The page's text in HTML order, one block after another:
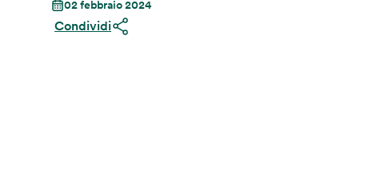
02 febbraio 2024
Condividi